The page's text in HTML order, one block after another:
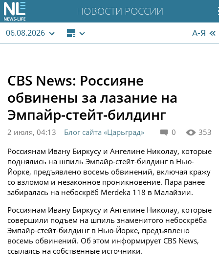
НОВОСТИ РОССИИ
06.08.2026 А-Я
CBS News: Россияне
обвинены за лазание на
Эмпайр-стейт-билдинг
0 353
2 июля, 04:13
Блог сайта «Царьград»
Россиянам Ивану Биркусу и Ангелине Николау, которые
поднялись на шпиль Эмпайр-стейт-билдинг в Нью-
Йорке, предъявлено восемь обвинений, включая кражу
со взломом и незаконное проникновение. Пара ранее
забиралась на небоскрёб Merdeka 118 в Малайзии.
Россиянам Ивану Биркусу и Ангелине Николау, которые
совершили подъем на шпиль знаменитого небоскрёба
Эмпайр-стейт-билдинг в Нью-Йорке, предъявлено
восемь обвинений. Об этом информирует CBS News,
ссылаясь на собственные источники.